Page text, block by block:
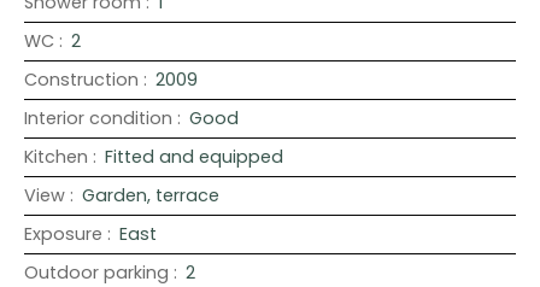
WC : 2
Construction : 2009
Interior condition : Good
Kitchen : Fitted and equipped
View : Garden, terrace
Exposure : East
Outdoor parking : 2